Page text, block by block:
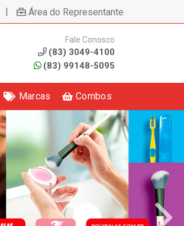
| Área do Representante
Fale Conosco
(83) 3049-4100
(83) 99148-5095
Marcas Combos